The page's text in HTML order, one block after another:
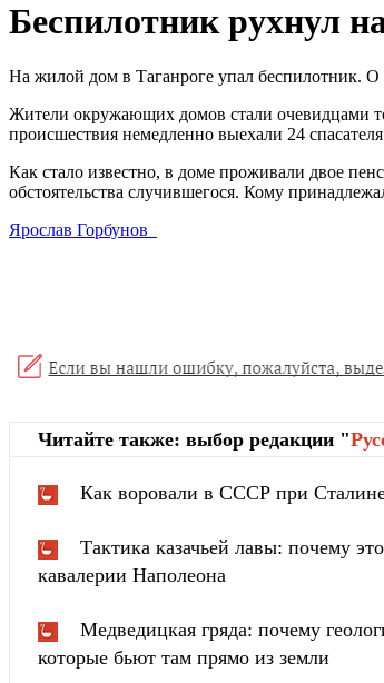
Беспилотник рухнул
На жилой дом в Таганроге упал беспилотник.
Жители окружающих домов стали очевидцами
происшествия немедленно выехали 24
Как стало известно, в доме проживали двое
обстоятельства случившегося. Кому
Ярослав Горбунов
Читайте также: выбор редакции "
Как воровали в СССР при
Тактика казачьей лавы: почему
кавалерии Наполеона
Медведицкая гряда: почему
которые бьют там прямо из земли